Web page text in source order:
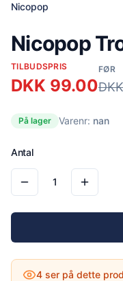
Nicopop
Nicopop
TILBUDSPRIS
DKK 99.00
FØR
DKK
På lager Varenr: nan
Antal
1
4 ser på dette